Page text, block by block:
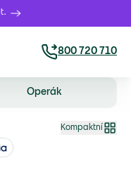
800 720 710
Operák
Kompaktní